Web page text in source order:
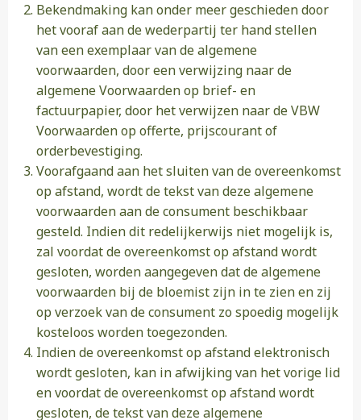
Bekendmaking kan onder meer geschieden door
het vooraf aan de wederpartij ter hand stellen
van een exemplaar van de algemene
voorwaarden, door een verwijzing naar de
algemene Voorwaarden op brief- en
factuurpapier, door het verwijzen naar de VBW
Voorwaarden op offerte, prijscourant of
orderbevestiging.
Voorafgaand aan het sluiten van de overeenkomst
op afstand, wordt de tekst van deze algemene
voorwaarden aan de consument beschikbaar
gesteld. Indien dit redelijkerwijs niet mogelijk is,
zal voordat de overeenkomst op afstand wordt
gesloten, worden aangegeven dat de algemene
voorwaarden bij de bloemist zijn in te zien en zij
op verzoek van de consument zo spoedig mogelijk
kosteloos worden toegezonden.
Indien de overeenkomst op afstand elektronisch
wordt gesloten, kan in afwijking van het vorige lid
en voordat de overeenkomst op afstand wordt
gesloten, de tekst van deze algemene